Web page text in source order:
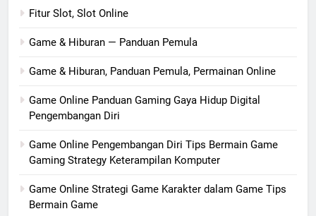
Fitur Slot, Slot Online
Game & Hiburan — Panduan Pemula
Game & Hiburan, Panduan Pemula, Permainan Online
Game Online Panduan Gaming Gaya Hidup Digital
Pengembangan Diri
Game Online Pengembangan Diri Tips Bermain Game
Gaming Strategy Keterampilan Komputer
Game Online Strategi Game Karakter dalam Game Tips
Bermain Game